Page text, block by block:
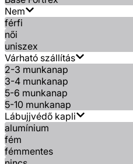
Nem
férfi
női
uniszex
Várható szállítás
2-3 munkanap
3-4 munkanap
5-6 munkanap
5-10 munkanap
Lábujjvédő kapli
alumínium
fém
fémmentes